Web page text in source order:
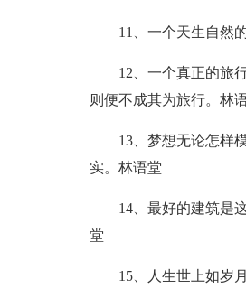
11、一个天生自然
12、一个真正的旅
则便不成其为旅行。林
13、梦想无论怎样
实。林语堂
14、最好的建筑是
堂
15、人生世上如岁